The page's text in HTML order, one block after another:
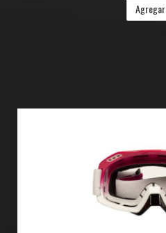
Agregar